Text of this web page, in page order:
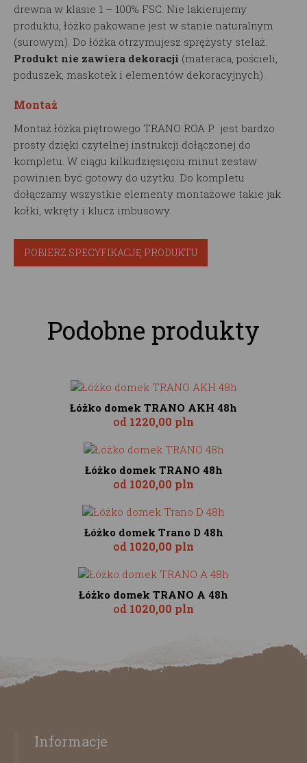
drewna w klasie 1 – 100% FSC. Nie lakierujemy
produktu, łóżko pakowane jest w stanie naturalnym
(surowym). Do łóżka otrzymujesz sprężysty stelaż.
Produkt nie zawiera dekoracji (materaca, pościeli,
poduszek, maskotek i elementów dekoracyjnych).
Montaż
Montaż łóżka piętrowego TRANO ROA P jest bardzo
prosty dzięki czytelnej instrukcji dołączonej do
kompletu. W ciągu kilkudzięsięciu minut zestaw
powinien być gotowy do użytku. Do kompletu
dołączamy wszystkie elementy montażowe takie jak
kołki, wkręty i klucz imbusowy.
POBIERZ SPECYFIKACJĘ PRODUKTU
Podobne produkty
Łóżko domek TRANO AKH 48h
od 1220,00 pln
Łóżko domek TRANO 48h
od 1020,00 pln
Łóżko domek Trano D 48h
od 1020,00 pln
Łóżko domek TRANO A 48h
od 1020,00 pln
Informacje